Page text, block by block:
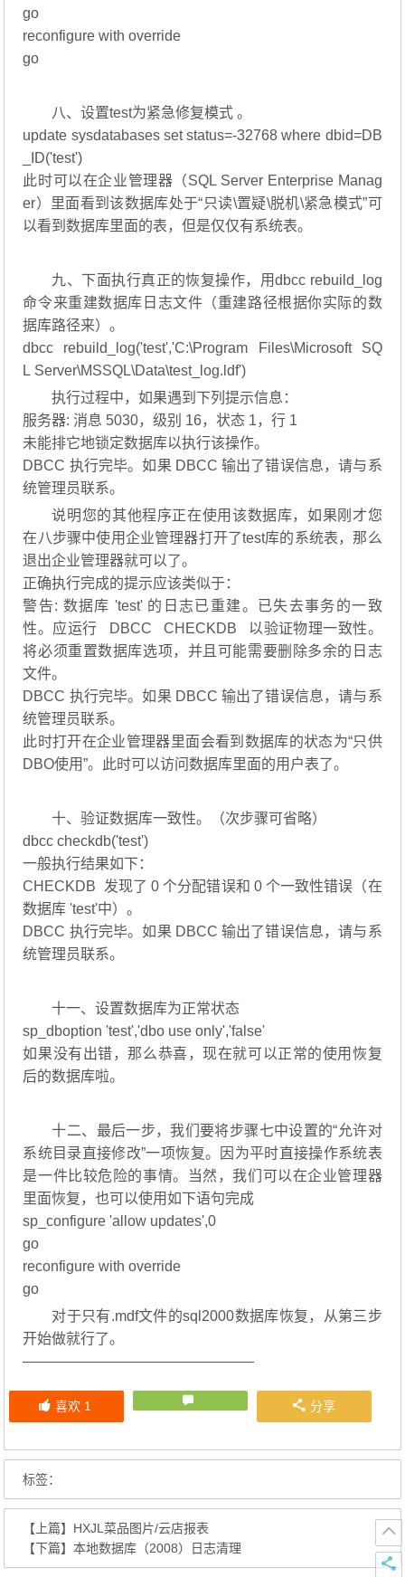
go
reconfigure with override
go
八、设置test为紧急修复模式 。
update sysdatabases set status=-32768 where dbid=DB
_ID('test')
此时可以在企业管理器（SQL Server Enterprise Manag
er）里面看到该数据库处于“只读\置疑\脱机\紧急模式”可
以看到数据库里面的表，但是仅仅有系统表。
九、下面执行真正的恢复操作，用dbcc rebuild_log
命令来重建数据库日志文件（重建路径根据你实际的数
据库路径来）。
dbcc rebuild_log('test','C:\Program Files\Microsoft SQ
L Server\MSSQL\Data\test_log.ldf')
执行过程中，如果遇到下列提示信息：
服务器: 消息 5030，级别 16，状态 1，行 1
未能排它地锁定数据库以执行该操作。
DBCC 执行完毕。如果 DBCC 输出了错误信息，请与系
统管理员联系。
说明您的其他程序正在使用该数据库，如果刚才您
在八步骤中使用企业管理器打开了test库的系统表，那么
退出企业管理器就可以了。
正确执行完成的提示应该类似于：
警告: 数据库 'test' 的日志已重建。已失去事务的一致
性。应运行 DBCC CHECKDB 以验证物理一致性。
将必须重置数据库选项，并且可能需要删除多余的日志
文件。
DBCC 执行完毕。如果 DBCC 输出了错误信息，请与系
统管理员联系。
此时打开在企业管理器里面会看到数据库的状态为“只供
DBO使用”。此时可以访问数据库里面的用户表了。
十、验证数据库一致性。（次步骤可省略）
dbcc checkdb('test')
一般执行结果如下：
CHECKDB 发现了 0 个分配错误和 0 个一致性错误（在
数据库 'test'中）。
DBCC 执行完毕。如果 DBCC 输出了错误信息，请与系
统管理员联系。
十一、设置数据库为正常状态
sp_dboption 'test','dbo use only','false'
如果没有出错，那么恭喜，现在就可以正常的使用恢复
后的数据库啦。
十二、最后一步，我们要将步骤七中设置的“允许对
系统目录直接修改”一项恢复。因为平时直接操作系统表
是一件比较危险的事情。当然，我们可以在企业管理器
里面恢复，也可以使用如下语句完成
sp_configure 'allow updates',0
go
reconfigure with override
go
对于只有.mdf文件的sql2000数据库恢复，从第三步
开始做就行了。
————————————————
喜欢 1 分享
标签：
【上篇】 HXJL菜品图片/云店报表
【下篇】本地数据库（2008）日志清理